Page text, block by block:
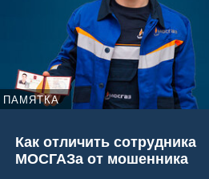
ПАМЯТКА
Как отличить сотрудника
МОСГАЗа от мошенника